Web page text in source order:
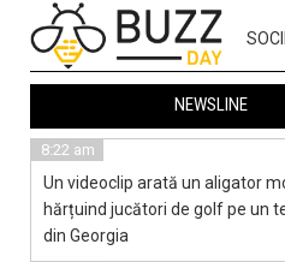
NEWSLINE
8:22 am
Un videoclip arată un aligator
hărțuind jucători de golf pe un
din Georgia